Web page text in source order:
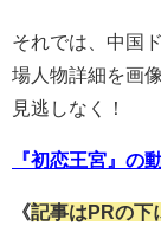
それでは、中国
場人物詳細を画
見逃しなく！
『初恋王宮』の
《記事はPRの下